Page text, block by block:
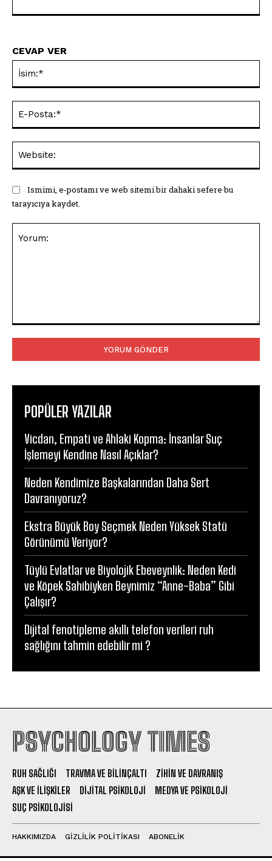
CEVAP VER
Ismimi, e-postamı ve web sitemi bir dahaki sefere bu
tarayıcıya kaydet.
POPÜLER YAZILAR
Vicdan, Empati ve Ahlaki Kopma: İnsanlar Suç
İşlemeyi Kendine Nasıl Açıklar?
Neden Kendimize Başkalarından Daha Sert
Davranıyoruz?
Ekstra Büyük Boy Seçmek Neden Yüksek Statü
Görünümü Veriyor?
Tüylü Evlatlar ve Biyolojik Ebeveynlik: Neden Kedi
ve Köpek Sahibiyken Beynimiz “Anne-Baba” Gibi
Çalışır?
Dijital fenotipleme akıllı telefon verileri ruh
sağlığını tahmin edebilir mi ?
PSYCHOLOGY TIMES
RUH SAĞLIĞI TRAVMA VE BILINÇALTI
ZIHIN VE DAVRANIŞ
AŞK VE İLIŞKILER
DIJITAL PSIKOLOJI
MEDYA VE PSIKOLOJI
SUÇ PSIKOLOJISI
HAKKIMIZDA GIZLILIK POLITIKASI ABONELIK